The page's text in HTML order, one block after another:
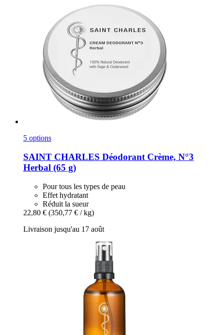
5 options
SAINT CHARLES Déodorant Crème, N°3
Herbal (65 g)
Pour tous les types de peau
Effet hydratant
Réduit la sueur
22,80 € (350,77 € / kg)
Livraison jusqu'au 17 août